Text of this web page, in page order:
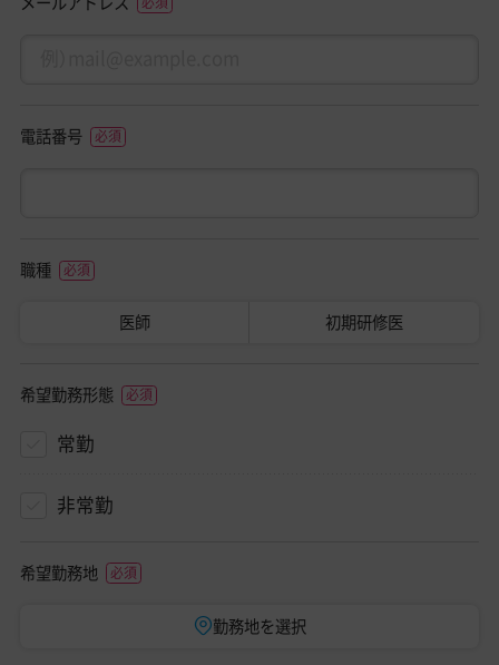
電話番号
職種
医師 初期研修医
希望勤務形態
常勤
非常勤
希望勤務地
勤務地を選択